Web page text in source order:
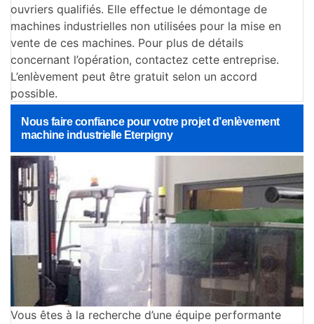
ouvriers qualifiés. Elle effectue le démontage de
machines industrielles non utilisées pour la mise en
vente de ces machines. Pour plus de détails
concernant l’opération, contactez cette entreprise.
L’enlèvement peut être gratuit selon un accord
possible.
Nous faire confiance pour votre projet d’enlèvement
machine industrielle Eterpigny
Vous êtes à la recherche d’une équipe performante